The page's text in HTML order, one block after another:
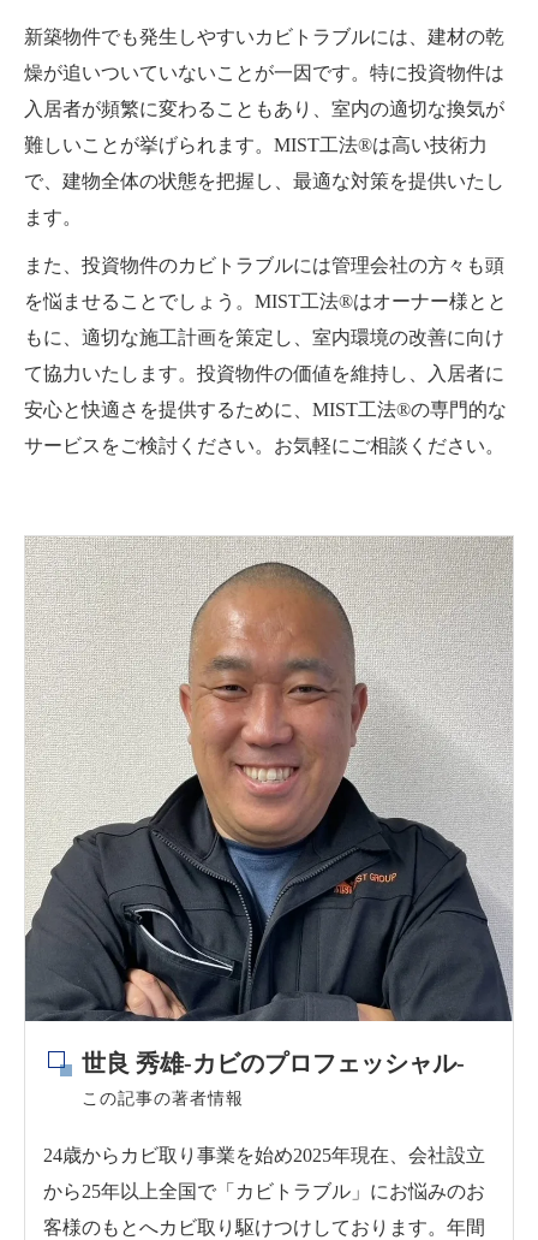
新築物件でも発生しやすいカビトラブルには、建材の乾
燥が追いついていないことが一因です。特に投資物件は
入居者が頻繁に変わることもあり、室内の適切な換気が
難しいことが挙げられます。MIST工法®は高い技術力
で、建物全体の状態を把握し、最適な対策を提供いたし
ます。
また、投資物件のカビトラブルには管理会社の方々も頭
を悩ませることでしょう。MIST工法®はオーナー様とと
もに、適切な施工計画を策定し、室内環境の改善に向け
て協力いたします。投資物件の価値を維持し、入居者に
安心と快適さを提供するために、MIST工法®の専門的な
サービスをご検討ください。お気軽にご相談ください。
世良 秀雄-カビのプロフェッシャル-
この記事の著者情報
24歳からカビ取り事業を始め2025年現在、会社設立
から25年以上全国で「カビトラブル」にお悩みのお
客様のもとへカビ取り駆けつけしております。年間